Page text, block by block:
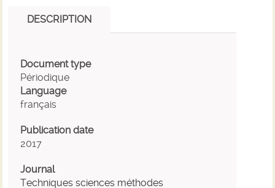
DESCRIPTION
Document type
Périodique
Language
français
Publication date
2017
Journal
Techniques sciences méthodes